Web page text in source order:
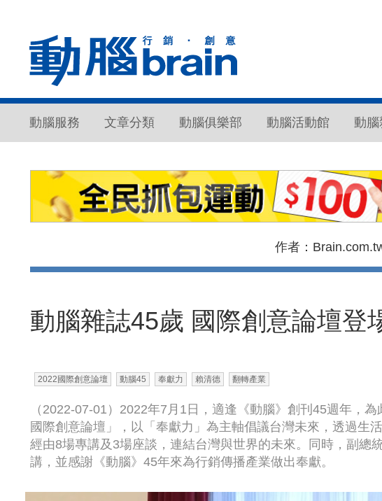
動腦服務 文章分類 動腦俱樂部 動腦活動館 動
作者：
動腦雜誌45歲 國際創意論壇登
2022國際創意論壇 動腦45 奉獻力 賴清德 翻轉產業
（2022-07-01）2022年7月1日，適逢《動腦》創刊45週年，
國際創意論壇」，以「奉獻力」為主軸倡議台灣未來，透過生
經由8場專講及3場座談，連結台灣與世界的未來。同時，副總
講，並感謝《動腦》45年來為行銷傳播產業做出奉獻。